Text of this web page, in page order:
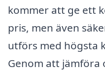
kommer att ge ett
pris, men även
utförs med högsta
Genom att jämföra